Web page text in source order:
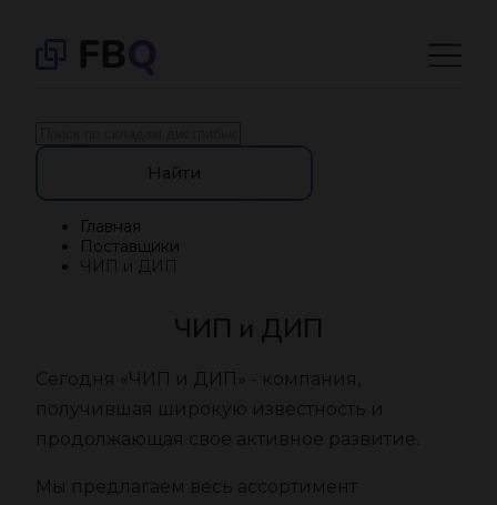
Найти
Главная
Поставщики
ЧИП и ДИП
ЧИП и ДИП
Сегодня «ЧИП и ДИП» - компания,
получившая широкую известность и
продолжающая свое активное развитие.
Мы предлагаем весь ассортимент